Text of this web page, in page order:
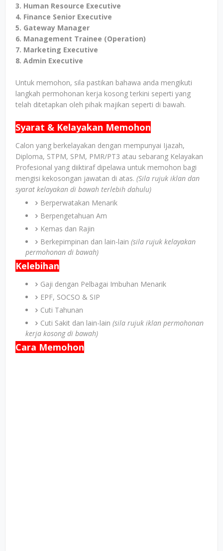
3. Human Resource Executive
4. Finance Senior Executive
5. Gateway Manager
6. Management Trainee (Operation)
7. Marketing Executive
8. Admin Executive
Untuk memohon, sila pastikan bahawa anda mengikuti
langkah permohonan kerja kosong terkini seperti yang
telah ditetapkan oleh pihak majikan seperti di bawah.
Syarat & Kelayakan Memohon
Calon yang berkelayakan dengan mempunyai Ijazah,
Diploma, STPM, SPM, PMR/PT3 atau sebarang Kelayakan
Profesional yang diiktiraf dipelawa untuk memohon bagi
mengisi kekosongan jawatan di atas. (Sila rujuk iklan dan
syarat kelayakan di bawah terlebih dahulu)
Berperwatakan Menarik
Berpengetahuan Am
Kemas dan Rajin
Berkepimpinan dan lain-lain (sila rujuk kelayakan
permohonan di bawah)
Kelebihan
Gaji dengan Pelbagai Imbuhan Menarik
EPF, SOCSO & SIP
Cuti Tahunan
Cuti Sakit dan lain-lain (sila rujuk iklan permohonan
kerja kosong di bawah)
Cara Memohon